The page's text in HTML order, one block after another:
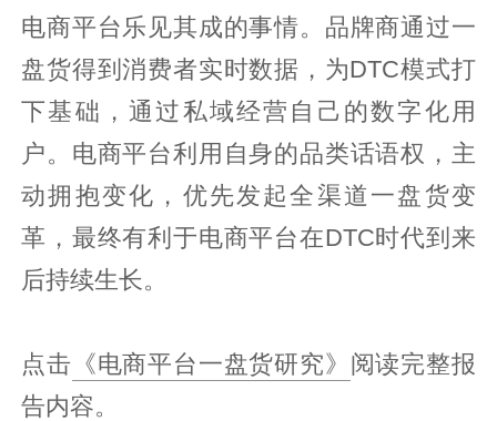
电商平台乐见其成的事情。品牌商通过一
盘货得到消费者实时数据，为DTC模式打
下基础，通过私域经营自己的数字化用
户。电商平台利用自身的品类话语权，主
动拥抱变化，优先发起全渠道一盘货变
革，最终有利于电商平台在DTC时代到来
后持续生长。
点击 《电商平台一盘货研究》 阅读完整报
告内容。